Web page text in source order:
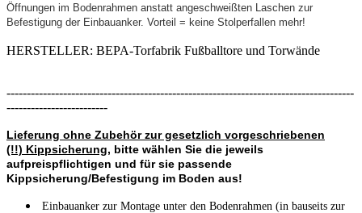
Öffnungen im Bodenrahmen anstatt angeschweißten Laschen zur
Befestigung der Einbauanker. Vorteil = keine Stolperfallen mehr!
HERSTELLER: BEPA-Torfabrik Fußballtore und Torwände
--------------------------------------------------------------------------------------
-------------------------
Lieferung ohne Zubehör zur gesetzlich vorgeschriebenen
(!!) Kippsicherung, bitte wählen Sie die jeweils
aufpreispflichtigen und für sie passende
Kippsicherung/Befestigung im Boden aus!
Einbauanker zur Montage unter den Bodenrahmen (in bauseits zur